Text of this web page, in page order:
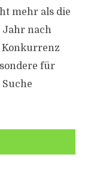
mehr als die
Jahr nach
Konkurrenz
für